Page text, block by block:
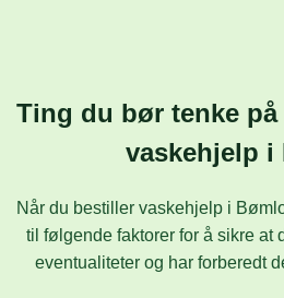
Ting du bør tenke
vaskehjelp i
Når du bestiller vaskehjelp i
til følgende faktorer for å sikre at
eventualiteter og har forberedt